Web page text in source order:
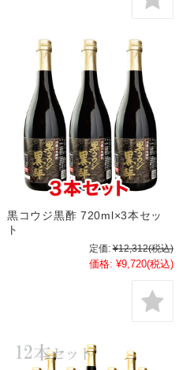
黒コウジ黒酢 720ml×3本セッ
ト
定価: ¥12,312(税込)
価格: ¥9,720(税込)